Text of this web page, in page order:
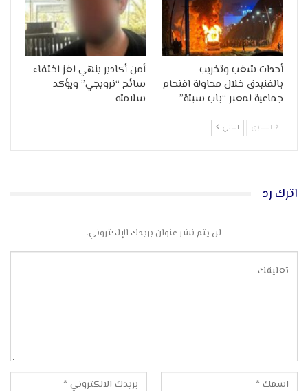
أحداث شغب وتخريب
بالفنيدق خلال محاولة اقتحام
جماعية لمعبر “باب سبتة”
أمن أكادير ينهي لغز اختفاء
سائح “نرويجي” ويؤكد
سلامته
السابق التالي
اترك رد
لن يتم نشر عنوان بريدك الإلكتروني.